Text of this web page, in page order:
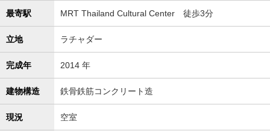
最寄駅 MRT Thailand Cultural Center 徒歩3分
立地 ラチャダー
完成年 2014 年
建物構造 鉄骨鉄筋コンクリート造
現況 空室